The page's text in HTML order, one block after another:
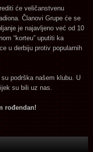
će veličanstvenu
Članovi Grupe će se
je najavljeno već od 10
“korteu” uputiti ka
u derbiju protiv popularnih
podrška našem klubu. U
su bili uz nas.
rođendan!